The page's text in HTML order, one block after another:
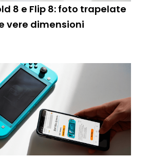
8 e Flip 8: foto trapelate
vere dimensioni